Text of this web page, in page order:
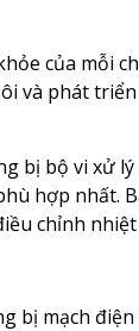
của mỗi
và phát
bị bộ vi xử lý
hợp nhất.
chỉnh
bị mạch